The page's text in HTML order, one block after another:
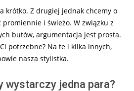
krótko. Z drugiej jednak chcemy o
i świeżo. W związku z
butów, argumentacja jest prosta.
potrzebne? Na te i kilka innych,
nasza stylistka.
wystarczy jedna para?